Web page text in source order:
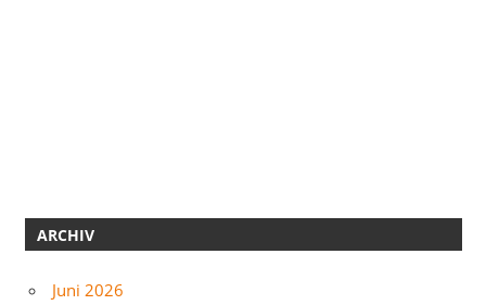
ARCHIV
Juni 2026